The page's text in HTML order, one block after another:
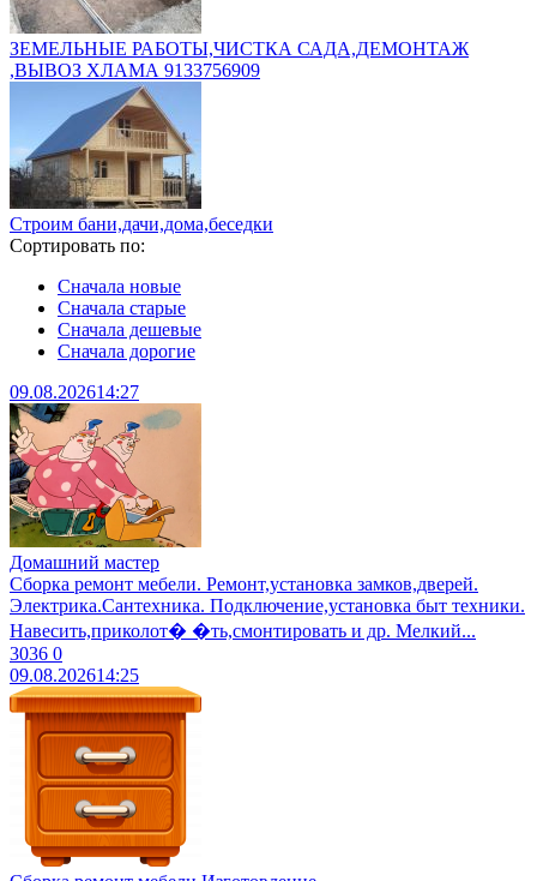
ЗЕМЕЛЬНЫЕ РАБОТЫ,ЧИСТКА САДА,ДЕМОНТАЖ
,ВЫВОЗ ХЛАМА 9133756909
Строим бани,дачи,дома,беседки
Сортировать по:
Сначала новые
Сначала старые
Сначала дешевые
Сначала дорогие
09.08.202614:27
Домашний мастер
Сборка ремонт мебели. Ремонт,установка замков,дверей.
Электрика.Сантехника. Подключение,установка быт техники.
Навесить,приколот� �ть,смонтировать и др. Мелкий...
3036 0
09.08.202614:25